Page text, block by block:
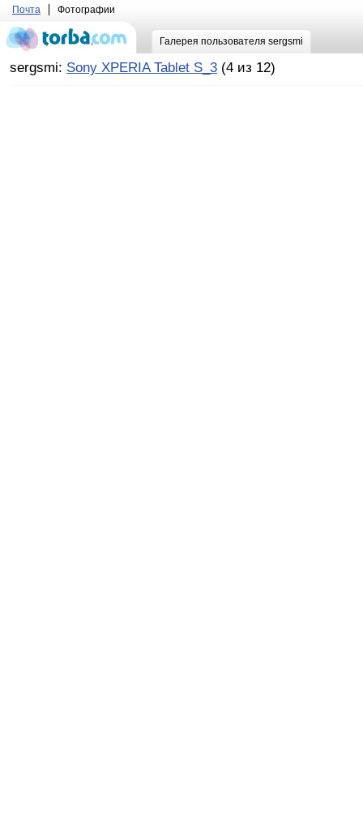
Почта Фотографии
Галерея пользователя sergsmi
sergsmi: Sony XPERIA Tablet S_3 (4 из 12)